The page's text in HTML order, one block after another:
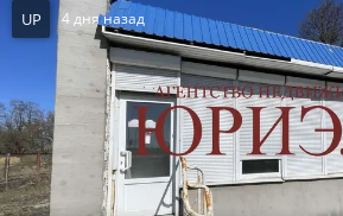
UP 4 дня назад